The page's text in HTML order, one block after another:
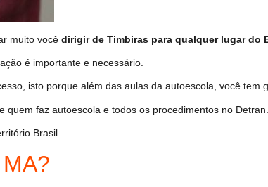
muito você dirigir de Timbiras para qualquer lugar do
é importante e necessário.
isto porque além das aulas da autoescola, você tem
quem faz autoescola e todos os procedimentos no Detran.
Brasil.